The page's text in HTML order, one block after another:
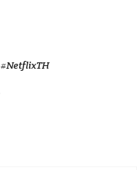
#NetflixTH